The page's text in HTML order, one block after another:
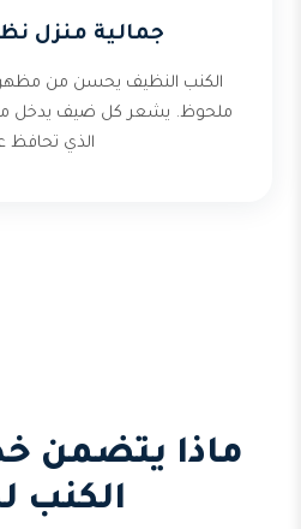
جمالية منزل
الكنب النظيف يحسن من
ملحوظ. يشعر كل ضيف يدخل
الذي تحافظ
ماذا يتضمن
الكنب